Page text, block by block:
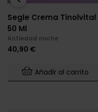
Segle Crema Tinolvital
50 Ml
Antiedad noche
Precio
40,90 €
Añadir al carrito